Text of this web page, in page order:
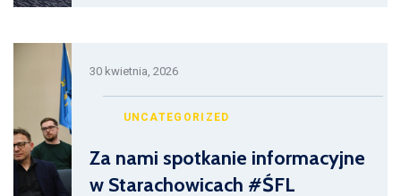
30 kwietnia, 2026
UNCATEGORIZED
Za nami spotkanie informacyjne
w Starachowicach #ŚFL